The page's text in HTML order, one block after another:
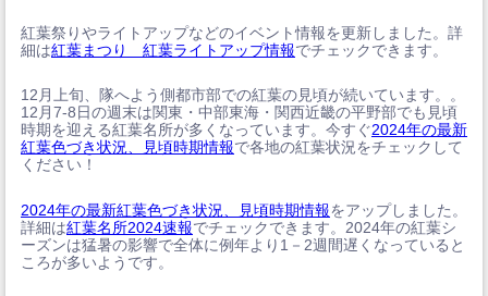
紅葉祭りやライトアップなどのイベント情報を更新しました。詳
細は紅葉まつり 紅葉ライトアップ情報でチェックできます。
12月上旬、隊へよう側都市部での紅葉の見頃が続いています。。
12月7-8日の週末は関東・中部東海・関西近畿の平野部でも見頃
時期を迎える紅葉名所が多くなっています。今すぐ2024年の最新
紅葉色づき状況、見頃時期情報で各地の紅葉状況をチェックして
ください！
2024年の最新紅葉色づき状況、見頃時期情報をアップしました。
詳細は紅葉名所2024速報でチェックできます。2024年の紅葉シ
ーズンは猛暑の影響で全体に例年より1－2週間遅くなっていると
ころが多いようです。